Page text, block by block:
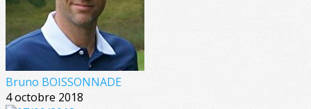
Bruno BOISSONNADE
4 octobre 2018